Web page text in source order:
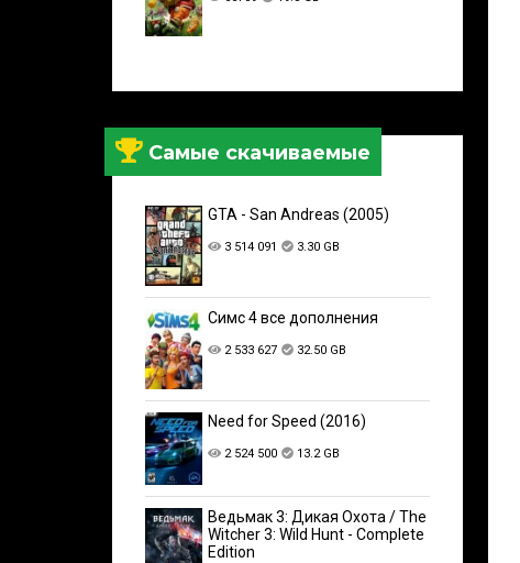
Самые скачиваемые
GTA - San Andreas (2005)
3 514 091 3.30 GB
Симс 4 все дополнения
2 533 627 32.50 GB
Need for Speed (2016)
2 524 500 13.2 GB
Ведьмак 3: Дикая Охота / The
Witcher 3: Wild Hunt - Complete
Edition